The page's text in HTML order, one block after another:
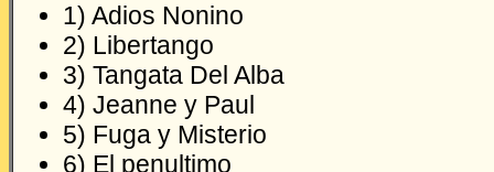
1) Adios Nonino
2) Libertango
3) Tangata Del Alba
4) Jeanne y Paul
5) Fuga y Misterio
6) El penultimo